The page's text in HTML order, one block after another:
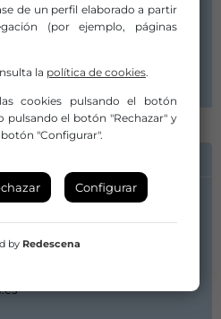
Rosales
de un perfil elaborado a partir
(por ejemplo, páginas
la política de cookies.
cookies pulsando el botón
pulsando el botón "Rechazar" y
"Configurar".
Configurar
by Redescena